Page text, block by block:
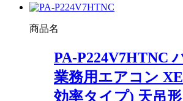
商品名
PA-P224V7HTNC
業務用エアコン
効率タイプ) 天吊